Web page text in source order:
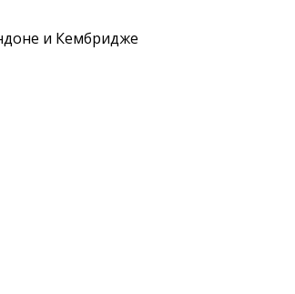
и Кембридже